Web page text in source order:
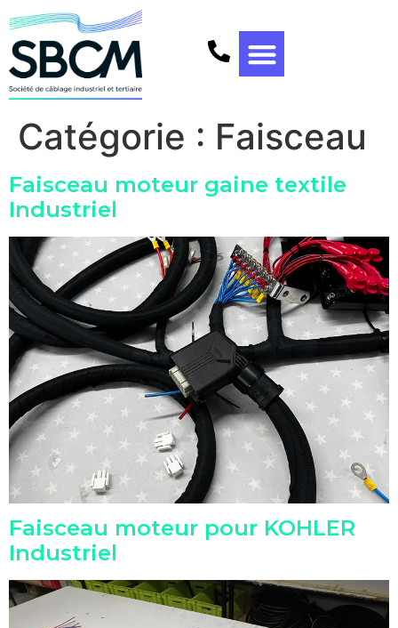
Catégorie : Faisceau
Faisceau moteur gaine textile
Industriel
Faisceau moteur pour KOHLER
Industriel